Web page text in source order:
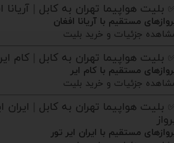
بلیت هواپیما تهران به کابل | آریانا
مستقیم با آریانا افغان
جزئیات و خرید بلیت
بلیت هواپیما تهران به کابل | کام ایر
مستقیم با کام ایر
جزئیات و خرید بلیت
بلیت هواپیما تهران به کابل | ایران
مستقیم با ایران ایر تور